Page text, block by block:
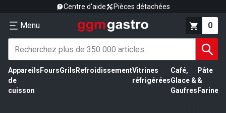
Centre d'aide Pièces détachées
Menu 0
Appareils
de
cuisson
FoursGrils RefroidissementVitrines
réfrigérées
Café,
Glace &
Gaufres
Pâte
&
Farine